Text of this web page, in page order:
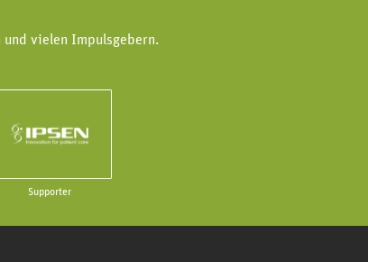
und vielen Impulsgebern.
Supporter